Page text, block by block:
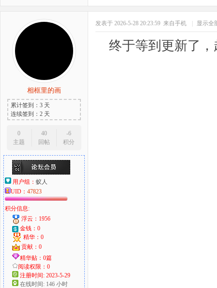
相框里的画
累计签到：3 天
连续签到：2 天
0
主题
40
回帖
-6
积分
用户组： 蚁人
UID： 47823
积分信息:
浮云：1956
金钱：0
精华：0
贡献：0
精华贴：0篇
阅读权限：0
注册时间: 2023-5-29
在线时间: 146 小时
发表于 2026-5-28 20:23:59 来自手机 显示全
终于等到更新了